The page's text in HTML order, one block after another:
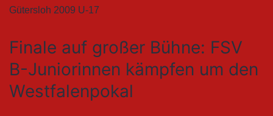
Gütersloh 2009 U-17
Finale auf großer Bühne: FSV
B-Juniorinnen kämpfen um den
Westfalenpokal